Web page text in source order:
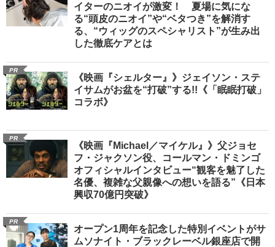
イターのニオイが激変！ 夏場に気にな
る“頭皮のニオイ”や“ベタつき”を解消す
る、“ウィッグのスペシャリスト”が生み出
した徹底ケアとは
PR
《映画『シェルター』》ジェイソン・ステ
イサムがお盆を“打破”する!!《「眠眠打破」
コラボ》
PR
《映画『Michael／マイケル』》父ジョセ
フ・ジャクソン役、コールマン・ドミンゴ
オフィシャルインタビュー“観客を魅了した
名優、複雑な父親像への想いを語る”《日本
興収70億円突破》
PR
オープン1周年を記念した特別イベントがサ
ムソナイト・ブラックレーベル銀座店で開